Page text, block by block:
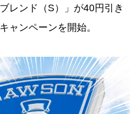
レンド（S）」が40円引き
ャンペーンを開始。